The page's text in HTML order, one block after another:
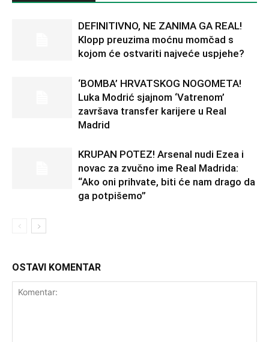
DEFINITIVNO, NE ZANIMA GA REAL!
Klopp preuzima moćnu momčad s
kojom će ostvariti najveće uspjehe?
‘BOMBA’ HRVATSKOG NOGOMETA!
Luka Modrić sjajnom ‘Vatrenom’
završava transfer karijere u Real
Madrid
KRUPAN POTEZ! Arsenal nudi Ezea i
novac za zvučno ime Real Madrida:
“Ako oni prihvate, biti će nam drago da
ga potpišemo”
OSTAVI KOMENTAR